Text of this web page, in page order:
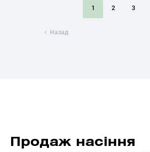
Назад
1 2 3
Продаж насіння